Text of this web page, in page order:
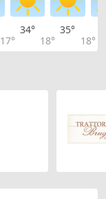
17°
34°
18°
35°
18°